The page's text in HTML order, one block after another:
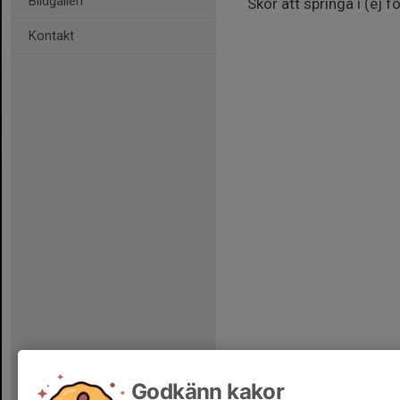
Kontakt
Skor att springa i (ej
Godkänn kakor